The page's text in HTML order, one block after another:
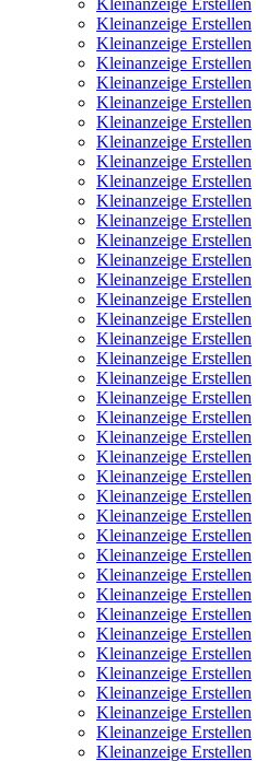
Kleinanzeige Erstellen
Kleinanzeige Erstellen
Kleinanzeige Erstellen
Kleinanzeige Erstellen
Kleinanzeige Erstellen
Kleinanzeige Erstellen
Kleinanzeige Erstellen
Kleinanzeige Erstellen
Kleinanzeige Erstellen
Kleinanzeige Erstellen
Kleinanzeige Erstellen
Kleinanzeige Erstellen
Kleinanzeige Erstellen
Kleinanzeige Erstellen
Kleinanzeige Erstellen
Kleinanzeige Erstellen
Kleinanzeige Erstellen
Kleinanzeige Erstellen
Kleinanzeige Erstellen
Kleinanzeige Erstellen
Kleinanzeige Erstellen
Kleinanzeige Erstellen
Kleinanzeige Erstellen
Kleinanzeige Erstellen
Kleinanzeige Erstellen
Kleinanzeige Erstellen
Kleinanzeige Erstellen
Kleinanzeige Erstellen
Kleinanzeige Erstellen
Kleinanzeige Erstellen
Kleinanzeige Erstellen
Kleinanzeige Erstellen
Kleinanzeige Erstellen
Kleinanzeige Erstellen
Kleinanzeige Erstellen
Kleinanzeige Erstellen
Kleinanzeige Erstellen
Kleinanzeige Erstellen